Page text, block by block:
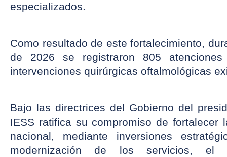
especializados.
Como resultado de este fortalecimiento,
de 2026 se registraron 805
intervenciones quirúrgicas oftalmológicas
Bajo las directrices del Gobierno del
IESS ratifica su compromiso de fortalecer
nacional, mediante inversiones
modernización de los servicios, el